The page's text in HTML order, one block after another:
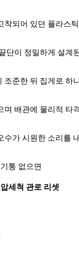
착되어 있던 플라스틱
단이 정밀하게 설계
조준한 뒤 집게로 하
며 배관에 물리적 타
수가 시원한 소리를
통 없으면
세척 관로 리셋